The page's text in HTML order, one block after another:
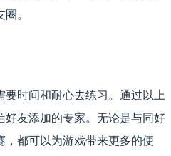
。
时间和耐心去练习。通过以上
好友添加的专家。无论是与同好
都可以为游戏带来更多的便